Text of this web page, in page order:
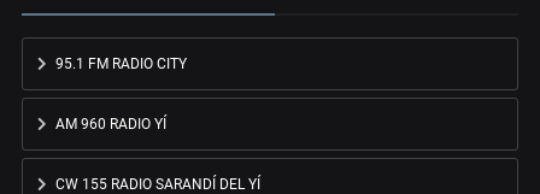
95.1 FM RADIO CITY
AM 960 RADIO YÍ
CW 155 RADIO SARANDÍ DEL YÍ